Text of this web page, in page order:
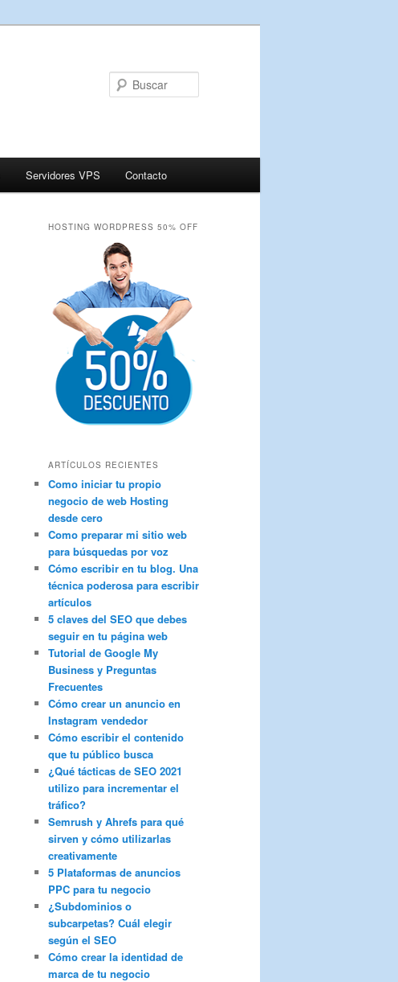
Servidores VPS Contacto
HOSTING WORDPRESS 50% OFF
ARTÍCULOS RECIENTES
Como iniciar tu propio
negocio de web Hosting
desde cero
Como preparar mi sitio web
para búsquedas por voz
Cómo escribir en tu blog. Una
técnica poderosa para escribir
artículos
5 claves del SEO que debes
seguir en tu página web
Tutorial de Google My
Business y Preguntas
Frecuentes
Cómo crear un anuncio en
Instagram vendedor
Cómo escribir el contenido
que tu público busca
¿Qué tácticas de SEO 2021
utilizo para incrementar el
tráfico?
Semrush y Ahrefs para qué
sirven y cómo utilizarlas
creativamente
5 Plataformas de anuncios
PPC para tu negocio
¿Subdominios o
subcarpetas? Cuál elegir
según el SEO
Cómo crear la identidad de
marca de tu negocio